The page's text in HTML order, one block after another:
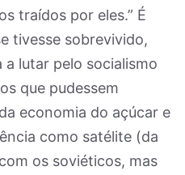
traídos por eles.” É
tivesse sobrevivido,
lutar pelo socialismo
que pudessem
economia do açúcar e
como satélite (da
os soviéticos, mas